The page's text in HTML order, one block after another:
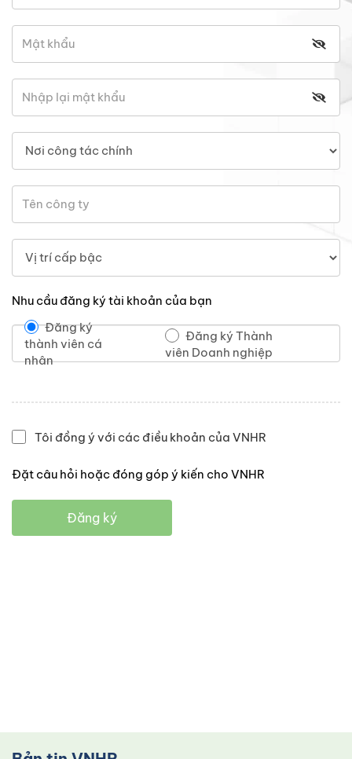
Nhu cầu đăng ký tài khoản của bạn
Đăng ký
thành viên cá
nhân
Đăng ký Thành
viên Doanh nghiệp
Tôi đồng ý với các điều khoản của VNHR
Đặt câu hỏi hoặc đóng góp ý kiến cho VNHR
Đăng ký